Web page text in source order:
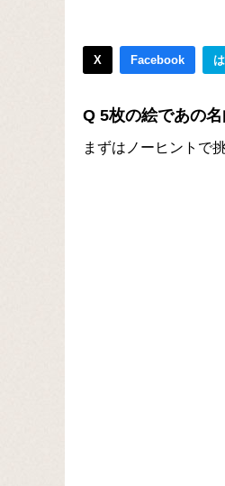
X Facebook
Q 5枚の絵であの
まずはノーヒントで挑